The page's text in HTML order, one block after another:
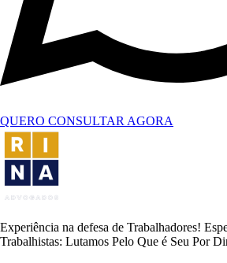
QUERO CONSULTAR AGORA
Experiência na defesa de Trabalhadores!
Trabalhistas: Lutamos Pelo Que é Seu Por